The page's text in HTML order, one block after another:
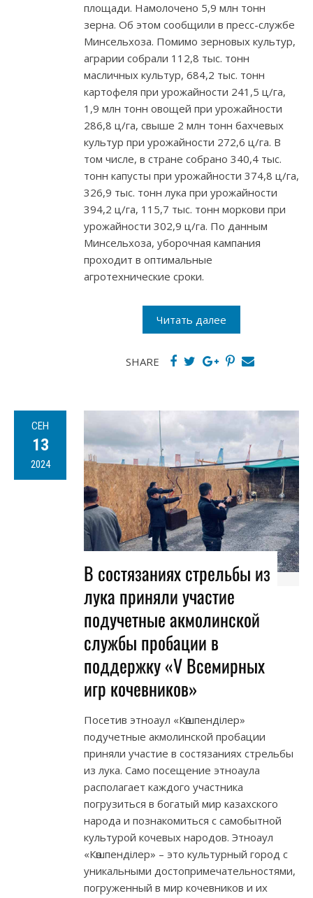
площади. Намолочено 5,9 млн тонн
зерна. Об этом сообщили в пресс-службе
Минсельхоза. Помимо зерновых культур,
аграрии собрали 112,8 тыс. тонн
масличных культур, 684,2 тыс. тонн
картофеля при урожайности 241,5 ц/га,
1,9 млн тонн овощей при урожайности
286,8 ц/га, свыше 2 млн тонн бахчевых
культур при урожайности 272,6 ц/га. В
том числе, в стране собрано 340,4 тыс.
тонн капусты при урожайности 374,8 ц/га,
326,9 тыс. тонн лука при урожайности
394,2 ц/га, 115,7 тыс. тонн моркови при
урожайности 302,9 ц/га. По данным
Минсельхоза, уборочная кампания
проходит в оптимальные
агротехнические сроки.
Читать далее
SHARE
СЕН
13
2024
В состязаниях стрельбы из
лука приняли участие
подучетные акмолинской
службы пробации в
поддержку «V Всемирных
игр кочевников»
Посетив этноаул «Көшпенділер»
подучетные акмолинской пробации
приняли участие в состязаниях стрельбы
из лука. Само посещение этноаула
располагает каждого участника
погрузиться в богатый мир казахского
народа и познакомиться с самобытной
культурой кочевых народов. Этноаул
«Көшпенділер» – это культурный город с
уникальными достопримечательностями,
погруженный в мир кочевников и их